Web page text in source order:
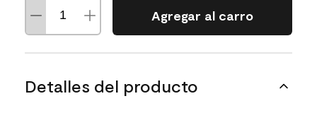
Agregar al carro
Detalles del producto